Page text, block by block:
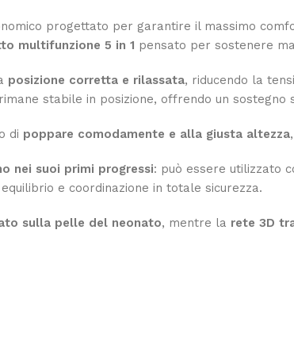
progettato per garantire il massimo
multifunzione 5 in 1 pensato per sostenere
posizione corretta e rilassata, riducendo la
stabile in posizione, offrendo un
di poppare comodamente e alla giusta altezza
nei suoi primi progressi: può essere utilizzato
e coordinazione in totale sicurezza.
sulla pelle del neonato, mentre la rete 3D